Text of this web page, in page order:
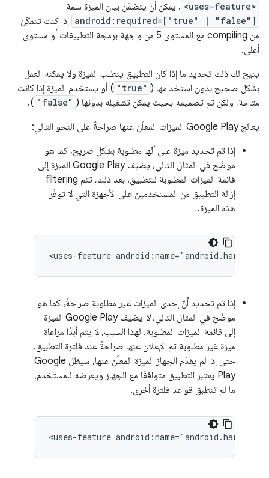
<uses-feature> . يمكن أن يتضمّن بيان الميزة سمة
android:required=["true" | "false"] إذا كنت تتمكّن
من compiling مع المستوى 5 من واجهة برمجة التطبيقات أو مستوى
أعلى.
يتيح لك ذلك تحديد ما إذا كان التطبيق يتطلب الميزة ولا يمكنه العمل
بشكل صحيح بدون استخدامها ( "true" ) أو يستخدم الميزة إذا كانت
متاحة، ولكن تم تصميمه بحيث يمكن تشغيله بدونها ( "false"
).
يعالج Google Play الميزات المعلَن عنها صراحةً على النحو التالي:
إذا تم تحديد ميزة على أنّها مطلوبة بشكل صريح، كما هو
موضّح في المثال التالي، يضيف Google Play الميزة إلى
قائمة الميزات المطلوبة للتطبيق. بعد ذلك، تتم filtering
إزالة التطبيق من المستخدمين على الأجهزة التي لا توفّر
هذه الميزة.
<uses-feature
إذا تم تحديد أنّ إحدى الميزات غير مطلوبة صراحةً، كما هو
موضّح في المثال التالي،لا
يضيف Google Play الميزة
إلى قائمة الميزات المطلوبة. لهذا السبب، لا يتم أبدًا مراعاة
ميزة غير مطلوبة تم الإعلان عنها صراحةً عند فلترة التطبيق.
حتى إذا لم يقدّم الجهاز الميزة المعلَن عنها، سيظل Google
Play يعتبر التطبيق متوافقًا مع الجهاز ويعرضه للمستخدم،
ما لم تنطبق قواعد فلترة أخرى.
<uses-feature